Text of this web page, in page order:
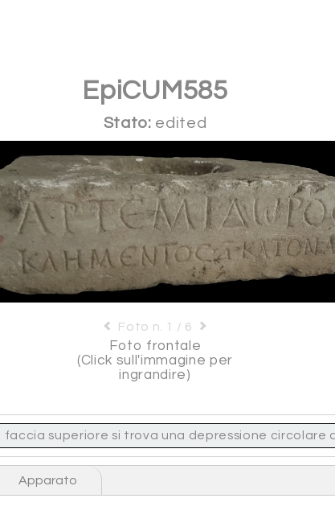
EpiCUM585
Stato: edited
Foto n. 1 / 6
Foto frontale
(Click sull'immagine per
ingrandire)
superiore si trova una depressione circolare
Apparato